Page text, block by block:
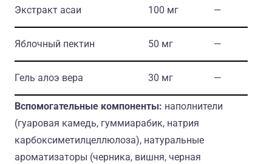
Экстракт асаи 100 мг ―
Яблочный пектин 50 мг ―
Гель алоэ вера 30 мг ―
Вспомогательные компоненты: наполнители
(гуаровая камедь, гуммиарабик, натрия
карбоксиметилцеллюлоза), натуральные
ароматизаторы (черника, вишня, черная